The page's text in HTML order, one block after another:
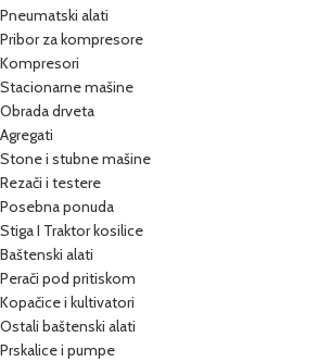
Pneumatski alati
Pribor za kompresore
Kompresori
Stacionarne mašine
Obrada drveta
Agregati
Stone i stubne mašine
Rezači i testere
Posebna ponuda
Stiga I Traktor kosilice
Baštenski alati
Perači pod pritiskom
Kopačice i kultivatori
Ostali baštenski alati
Prskalice i pumpe